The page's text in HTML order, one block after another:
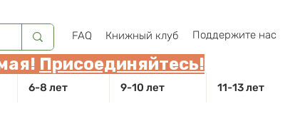
FAQ Книжный клуб Поддержите нас
6-8 лет 9-10 лет 11-13 лет
Присоединяйтесь!